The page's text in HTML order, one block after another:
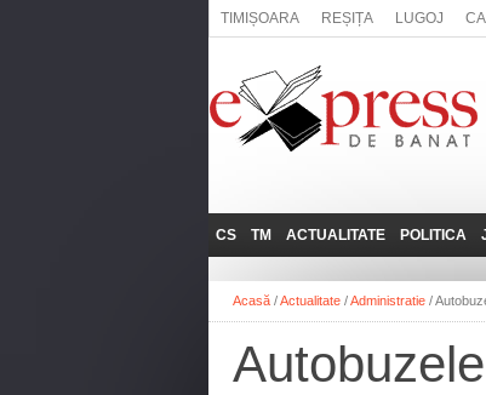
TIMIȘOARA REȘIȚA LUGOJ
CS
REȘIȚA
CARANSEBEȘ
ANINA
TM
LUGOJ
TIMIȘOARA
ACTUALITATE
ADMINISTRATIE
NAȚIONAL
SOCIAL
POLITICA
Acasă /Actualitate /Administratie /